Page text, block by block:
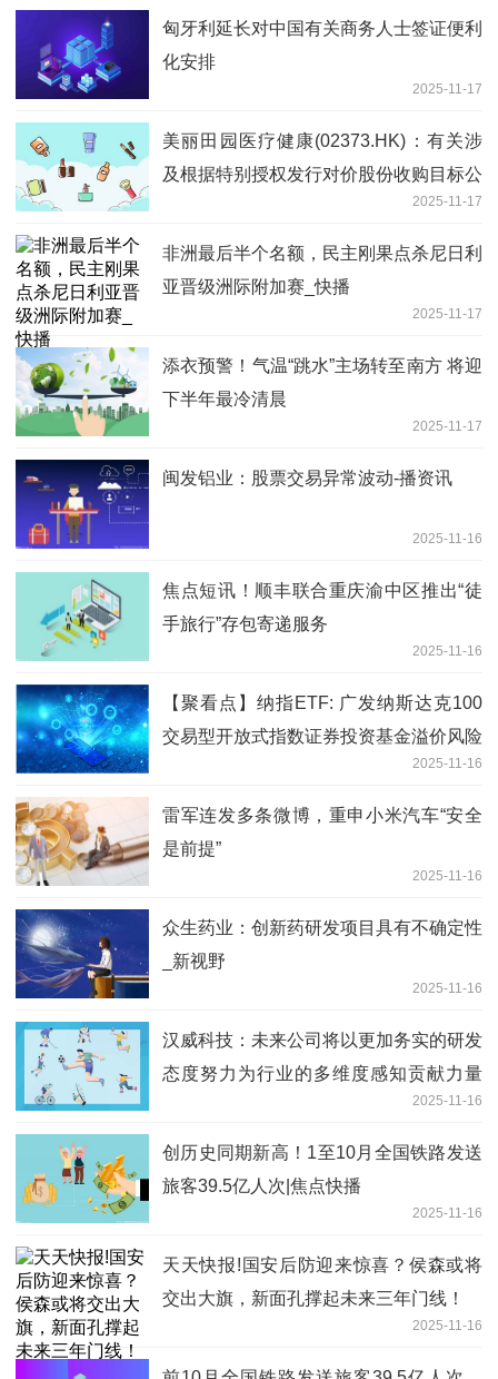
匈牙利延长对中国有关商务人士签证便利
化安排
2025-11-17
美丽田园医疗健康(02373.HK)：有关涉
及根据特别授权发行对价股份收购目标公
司100%已发行股份之主要交易及股东特
别大会通告内容摘要|观察
2025-11-17
非洲最后半个名额，民主刚果点杀尼日利
亚晋级洲际附加赛_快播
2025-11-17
添衣预警！气温“跳水”主场转至南方 将迎
下半年最冷清晨
2025-11-17
闽发铝业：股票交易异常波动-播资讯
2025-11-16
焦点短讯！顺丰联合重庆渝中区推出“徒
手旅行”存包寄递服务
2025-11-16
【聚看点】纳指ETF: 广发纳斯达克100
交易型开放式指数证券投资基金溢价风险
2025-11-16
雷军连发多条微博，重申小米汽车“安全
是前提”
2025-11-16
众生药业：创新药研发项目具有不确定性
_新视野
2025-11-16
汉威科技：未来公司将以更加务实的研发
态度努力为行业的多维度感知贡献力量
2025-11-16
创历史同期新高！1至10月全国铁路发送
旅客39.5亿人次|焦点快播
2025-11-16
天天快报!国安后防迎来惊喜？侯森或将
交出大旗，新面孔撑起未来三年门线！
2025-11-16